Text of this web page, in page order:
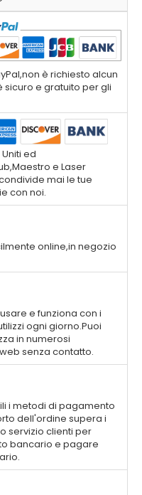
è richiesto alcun
sicuro e gratuito per gli
ed
e Laser
mai le tue
con noi.
online,in negozio
e funziona con i
ogni giorno.Puoi
in numerosi
senza contatto.
i metodi di pagamento
dell'ordine supera i
servizio clienti per
bancario e pagare